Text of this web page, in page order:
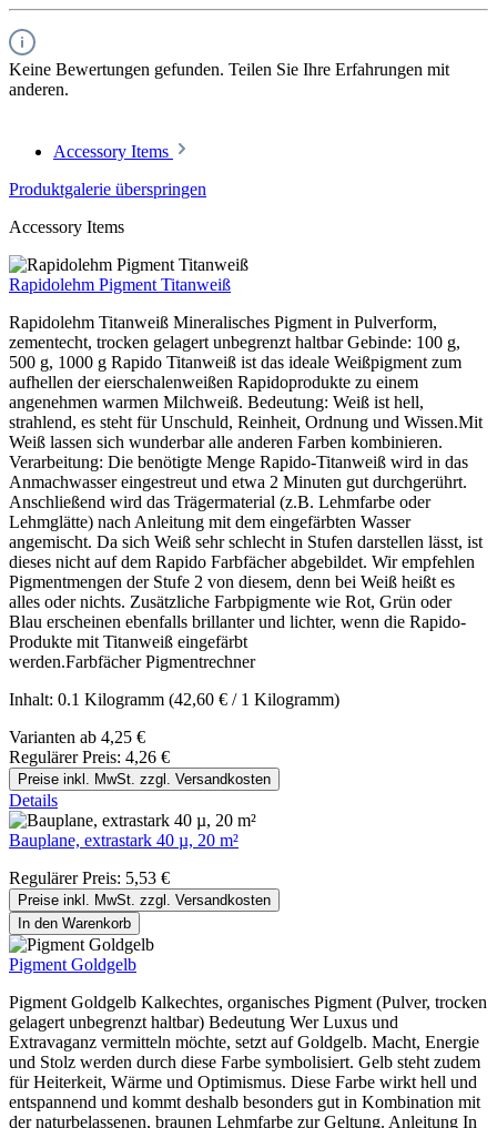
Keine Bewertungen gefunden. Teilen Sie Ihre Erfahrungen mit
anderen.
Accessory Items
Produktgalerie überspringen
Accessory Items
Rapidolehm Pigment Titanweiß
Rapidolehm Titanweiß Mineralisches Pigment in Pulverform,
zementecht, trocken gelagert unbegrenzt haltbar Gebinde: 100 g,
500 g, 1000 g Rapido Titanweiß ist das ideale Weißpigment zum
aufhellen der eierschalenweißen Rapidoprodukte zu einem
angenehmen warmen Milchweiß. Bedeutung: Weiß ist hell,
strahlend, es steht für Unschuld, Reinheit, Ordnung und Wissen.Mit
Weiß lassen sich wunderbar alle anderen Farben kombinieren.
Verarbeitung: Die benötigte Menge Rapido-Titanweiß wird in das
Anmachwasser eingestreut und etwa 2 Minuten gut durchgerührt.
Anschließend wird das Trägermaterial (z.B. Lehmfarbe oder
Lehmglätte) nach Anleitung mit dem eingefärbten Wasser
angemischt. Da sich Weiß sehr schlecht in Stufen darstellen lässt, ist
dieses nicht auf dem Rapido Farbfächer abgebildet. Wir empfehlen
Pigmentmengen der Stufe 2 von diesem, denn bei Weiß heißt es
alles oder nichts. Zusätzliche Farbpigmente wie Rot, Grün oder
Blau erscheinen ebenfalls brillanter und lichter, wenn die Rapido-
Produkte mit Titanweiß eingefärbt
werden.Farbfächer Pigmentrechner
Inhalt: 0.1 Kilogramm (42,60 € / 1 Kilogramm)
Varianten ab 4,25 €
Regulärer Preis: 4,26 €
Preise inkl. MwSt. zzgl. Versandkosten
Details
Bauplane, extrastark 40 µ, 20 m²
Regulärer Preis: 5,53 €
Preise inkl. MwSt. zzgl. Versandkosten
In den Warenkorb
Pigment Goldgelb
Pigment Goldgelb Kalkechtes, organisches Pigment (Pulver, trocken
gelagert unbegrenzt haltbar) Bedeutung Wer Luxus und
Extravaganz vermitteln möchte, setzt auf Goldgelb. Macht, Energie
und Stolz werden durch diese Farbe symbolisiert. Gelb steht zudem
für Heiterkeit, Wärme und Optimismus. Diese Farbe wirkt hell und
entspannend und kommt deshalb besonders gut in Kombination mit
der naturbelassenen, braunen Lehmfarbe zur Geltung. Anleitung In